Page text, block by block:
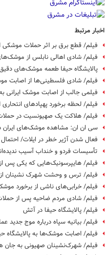
اخبار مرتبط
فیلم/ قطع برق بر اثر حملات موشکی
فیلم/ شادی اهالی نابلس از موشک‌های
پالایشگاه حیفا طعمه موشک‌های دقیق
فیلم/ شادی فلسطینی‌ها از اصابت
فیلمی جالب از اصابت موشک ایرانی
فیلم/ لحظه برخورد پهپادهای انتحاری
فیلم/ هلاکت یک صهیونسیت در
سی ان ان: مشاهده موشک‌های ایران
فعال شدن آژیر خطر در ایلات/
تأسیسات فردو و خنداب آسیب
فیلم/ هایپرسونیک‌هایی که یکی پس
فیلم/ ترس و وحشت شهرک نشینان
فیلم/ خرابی‌های ناشی از برخورد
فیلم/ شادی مردم ضاحیه پس از
فیلم/ پالایشگاه حیفا در آتش
فیلم/ بیانیه سپاه درباره موج جدید
فیلم/ اصابت موشک‌ها به پالایشگاه
فیلم/ شهرک‌نشینان صهیونی به جان